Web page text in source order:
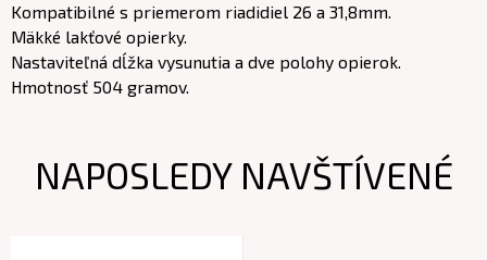
Kompatibilné s priemerom riadidiel 26 a 31,8mm.
Mäkké lakťové opierky.
Nastaviteľná dĺžka vysunutia a dve polohy opierok.
Hmotnosť 504 gramov.
NAPOSLEDY NAVŠTÍVENÉ